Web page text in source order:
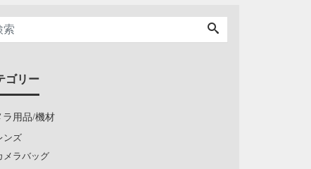
ゴリー
ラ用品/機材
ンズ
メラバッグ